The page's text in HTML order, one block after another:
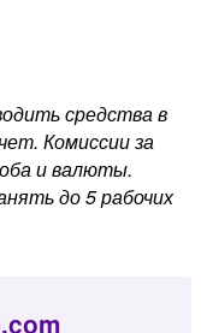
средства в
Комиссии за
и валюты.
до 5 рабочих